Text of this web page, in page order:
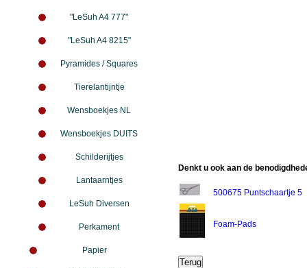
"LeSuh A4 777"
"LeSuh A4 8215"
Pyramides / Squares
Tierelantijntje
Wensboekjes NL
Wensboekjes DUITS
Schilderijtjes
Lantaarntjes
LeSuh Diversen
Perkament
Papier
Denkt u ook aan de
500675 Puntschaartje 5
Foam-Pads